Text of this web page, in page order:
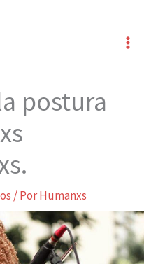
postura
/ PorHumanxs